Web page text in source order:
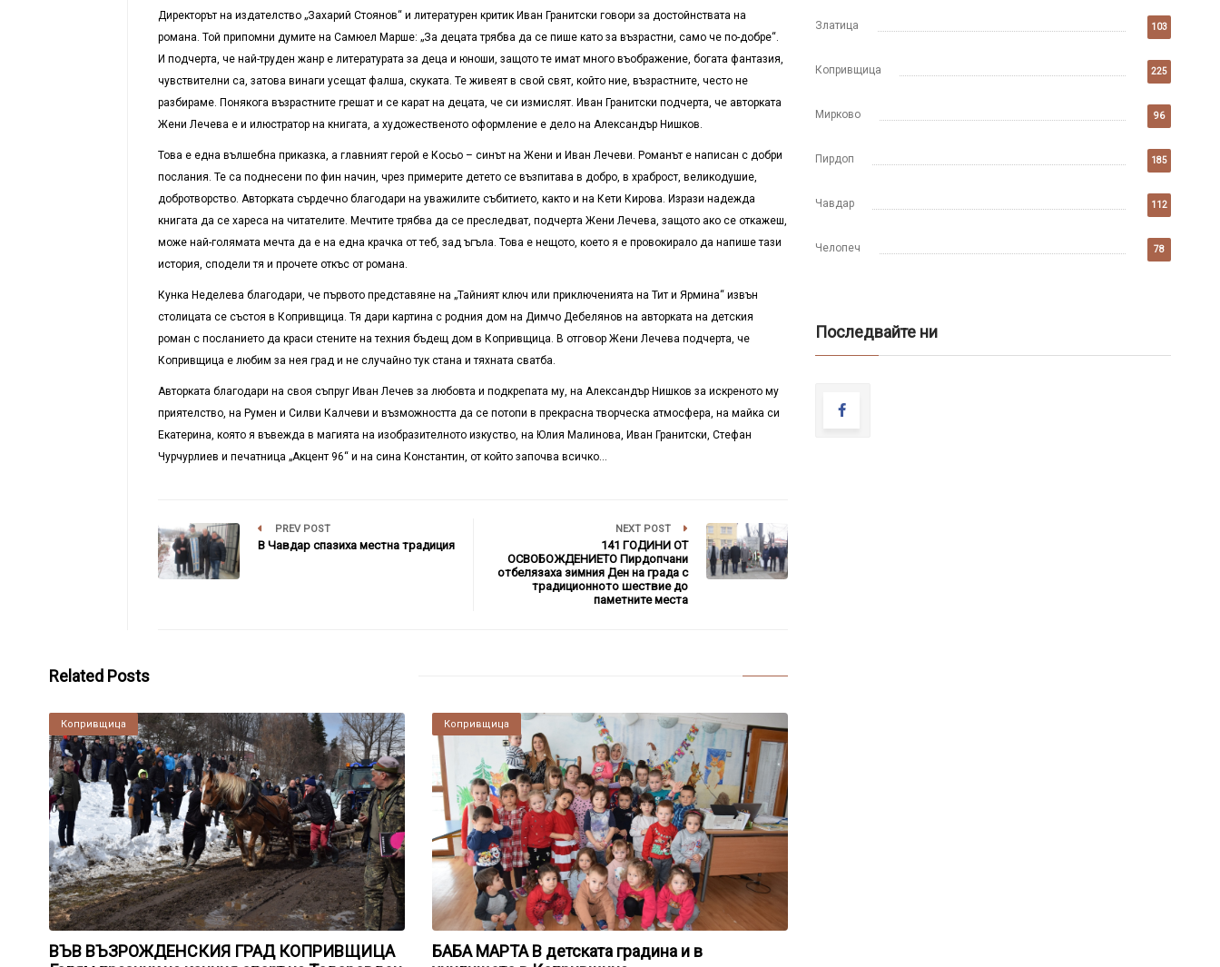
Директорът на издателство „Захарий Стоянов“ и литературен критик Иван Гранитски говори за достойнствата на
романа. Той припомни думите на Самюел Марше: „За децата трябва да се пише като за възрастни, само че по-добре“.
И подчерта, че най-труден жанр е литературата за деца и юноши, защото те имат много въображение, богата фантазия,
чувствителни са, затова винаги усещат фалша, скуката. Те живеят в свой свят, който ние, възрастните, често не
разбираме. Понякога възрастните грешат и се карат на децата, че си измислят. Иван Гранитски подчерта, че авторката
Жени Лечева е и илюстратор на книгата, а художественото оформление е дело на Александър Нишков.
Това е една вълшебна приказка, а главният герой е Косьо – синът на Жени и Иван Лечеви. Романът е написан с добри
послания. Те са поднесени по фин начин, чрез примерите детето се възпитава в добро, в храброст, великодушие,
добротворство. Авторката сърдечно благодари на уважилите събитието, както и на Кети Кирова. Изрази надежда
книгата да се хареса на читателите. Мечтите трябва да се преследват, подчерта Жени Лечева, защото ако се откажеш,
може най-голямата мечта да е на една крачка от теб, зад ъгъла. Това е нещото, което я е провокирало да напише тази
история, сподели тя и прочете откъс от романа.
Кунка Неделева благодари, че първото представяне на „Тайният ключ или приключенията на Тит и Ярмина“ извън
столицата се състоя в Копривщица. Тя дари картина с родния дом на Димчо Дебелянов на авторката на детския
роман с посланието да краси стените на техния бъдещ дом в Копривщица. В отговор Жени Лечева подчерта, че
Копривщица е любим за нея град и не случайно тук стана и тяхната сватба.
Авторката благодари на своя съпруг Иван Лечев за любовта и подкрепата му, на Александър Нишков за искреното му
приятелство, на Румен и Силви Калчеви и възможността да се потопи в прекрасна творческа атмосфера, на майка си
Екатерина, която я въвежда в магията на изобразителното изкуство, на Юлия Малинова, Иван Гранитски, Стефан
Чурчурлиев и печатница „Акцент 96“ и на сина Константин, от който започва всичко…
PREV POST
В Чавдар спазиха местна традиция
NEXT POST
141 ГОДИНИ ОТ
ОСВОБОЖДЕНИЕТО Пирдопчани
отбелязаха зимния Ден на града с
традиционното шествие до
паметните места
Related Posts
Копривщица
ВЪВ ВЪЗРОЖДЕНСКИЯ ГРАД КОПРИВЩИЦА
Копривщица
БАБА МАРТА В детската градина и в
Златица 103
Копривщица 225
Мирково 96
Пирдоп 185
Чавдар 112
Челопеч 78
Последвайте ни